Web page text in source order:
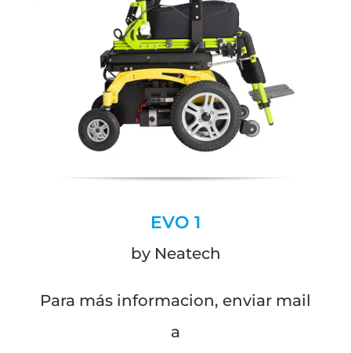
EVO 1
by Neatech
Para más informacion, enviar mail
a